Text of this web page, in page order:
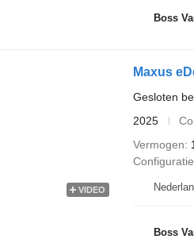
Boss
VIDEO
Maxus
Gesloten
2025
Vermogen
Boss